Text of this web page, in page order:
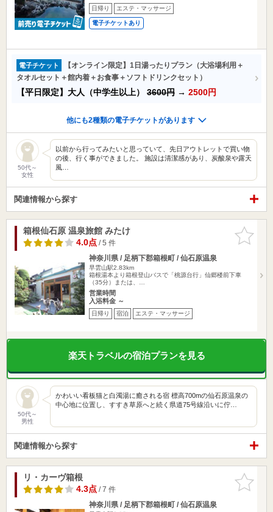
日帰り エステ・マッサージ
電子チケットあり
電子チケット
【オンライン限定】1日湯ったりプラン（大浴場利用＋
タオルセット＋館内着＋お食事＋ソフトドリンクセット）
【平日限定】大人（中学生以上） 3600円 → 2500円
他にも2種類の電子チケットがあります
50代～
女性
以前から行ってみたいと思っていて、先日アウトレットで買い物
の後、行く事ができました。 施設は清潔感があり、炭酸泉や露天
風…
関連情報から探す
お気に入
りに追加
箱根仙石原 温泉旅館 みたけ
4.0点/ 5 件
神奈川県 / 足柄下郡箱根町 / 仙石原温泉
早雲山駅2.83km
箱根湯本より箱根登山バスで「桃源台行」仙郷楼前下車
（35分）または、…
営業時間
入浴料金 ～
日帰り 宿泊 エステ・マッサージ
楽天トラベルの宿泊プランを見る
50代～
男性
かわいい看板猫と白濁湯に癒される宿 標高700mの仙石原温泉の
中心地に位置し、すすき草原へと続く県道75号線沿いに佇…
関連情報から探す
お気に入
りに追加
リ・カーヴ箱根
4.3点/ 7 件
神奈川県 / 足柄下郡箱根町 / 仙石原温泉